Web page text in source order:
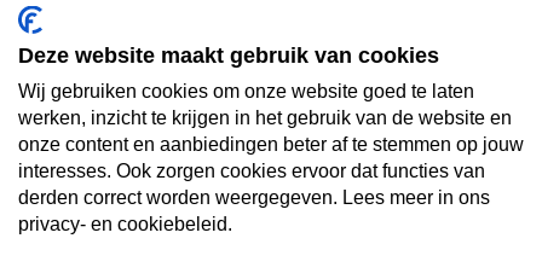
€35,- korting op je
volgende vakantie
Meld je aan voor onze nieuwsbrief
Deze website maakt gebruik van cookies
Wij gebruiken cookies om onze website goed te laten
werken, inzicht te krijgen in het gebruik van de website en
onze content en aanbiedingen beter af te stemmen op jouw
interesses. Ook zorgen cookies ervoor dat functies van
derden correct worden weergegeven. Lees meer in ons
privacy- en cookiebeleid.